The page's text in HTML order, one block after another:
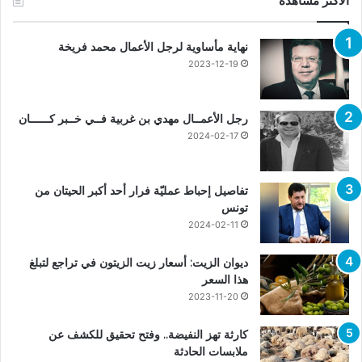
نهاية مأساوية لرجل الأعمال محمد فريخة
2023-12-19
رجل الأعمــال مهدي بن غربية فــي خــبر كــــــان
2024-02-17
تفاصيل إحباط عمليّة فرار أحد أكبر الحيتان من
تونس
2024-02-11
ديوان الزيت: أسعار زيت الزيتون في تراجع لتبلغ
هذا السعر
2023-11-20
كارثة تهز النفيضة.. وفتح تحقيق للكشف عن
ملابسات الحادثة